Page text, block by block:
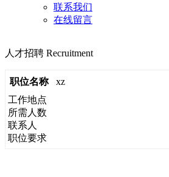
联系我们
在线留言
人才招聘 Recruitment
职位名称xz
工作地点
所需人数
联系人
职位要求